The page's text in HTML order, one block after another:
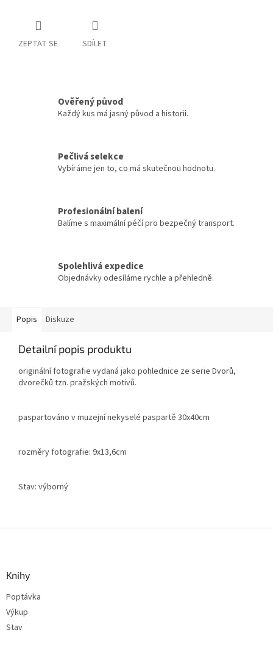
ZEPTAT SE SDÍLET
Ověřený původ
Každý kus má jasný původ a historii.
Pečlivá selekce
Vybíráme jen to, co má skutečnou hodnotu.
Profesionální balení
Balíme s maximální péčí pro bezpečný transport.
Spolehlivá expedice
Objednávky odesíláme rychle a přehledně.
Popis Diskuze
Detailní popis produktu
originální fotografie vydaná jako pohlednice ze serie Dvorů,
dvorečků tzn. pražských motivů.
paspartováno v muzejní nekyselé paspartě 30x40cm
rozměry fotografie: 9x13,6cm
Stav: výborný
Knihy
Poptávka
Výkup
Stav